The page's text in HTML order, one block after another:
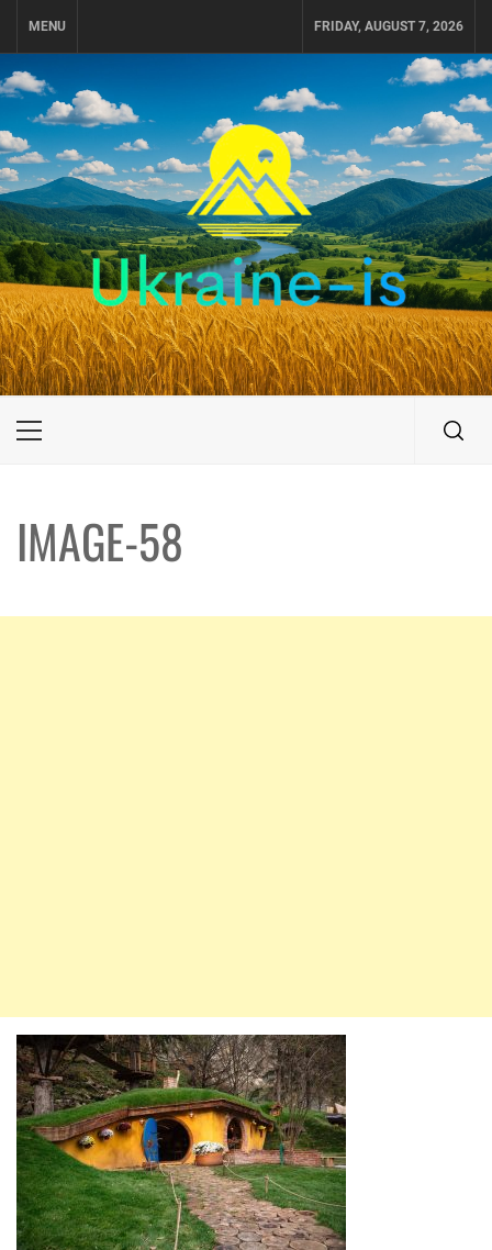
MENU FRIDAY, AUGUST 7, 2026
UKRAINE-IS
ПУТЕШЕСТВИЕ ПО УКРАИНЕ
Primary
IMAGE-58